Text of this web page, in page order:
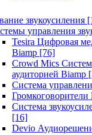
звукоусиления
управления
Tesira Цифровая
Biamp [76]
Crowd Mics
аудиторией Biamp
Система
Громкоговорители
Система
[16]
Devio